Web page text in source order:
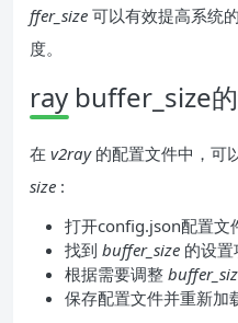
ffer_size 可以有效提高系统
度。
ray buffer_size
在 v2ray的配置文件中，可
size :
打开config.json配置文
找到 buffer_size 的设置
根据需要调整
保存配置文件并重新加